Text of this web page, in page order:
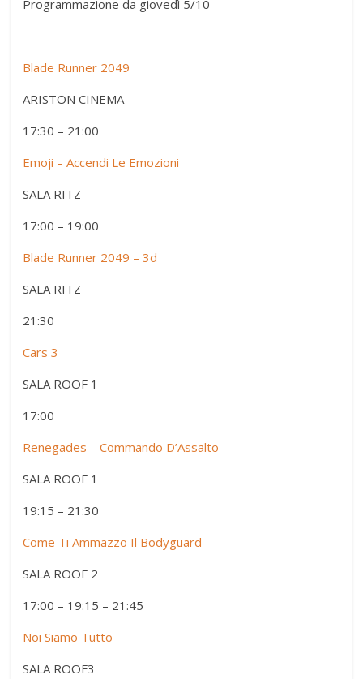
Programmazione da giovedì 5/10
Blade Runner 2049
ARISTON CINEMA
17:30 – 21:00
Emoji – Accendi Le Emozioni
SALA RITZ
17:00 – 19:00
Blade Runner 2049 – 3d
SALA RITZ
21:30
Cars 3
SALA ROOF 1
17:00
Renegades – Commando D’Assalto
SALA ROOF 1
19:15 – 21:30
Come Ti Ammazzo Il Bodyguard
SALA ROOF 2
17:00 – 19:15 – 21:45
Noi Siamo Tutto
SALA ROOF3